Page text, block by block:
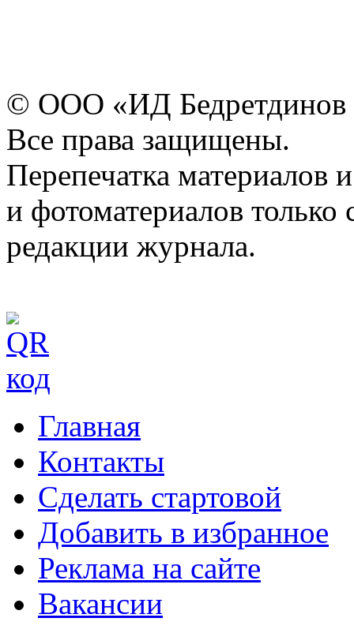
© ООО «ИД
Все права защищены.
Перепечатка материалов
и фотоматериалов
редакции журнала.
Главная
Контакты
Сделать стартовой
Добавить в избранное
Реклама на сайте
Вакансии